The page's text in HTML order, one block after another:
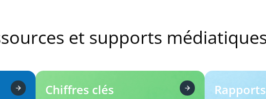
et supports
Chiffres clés